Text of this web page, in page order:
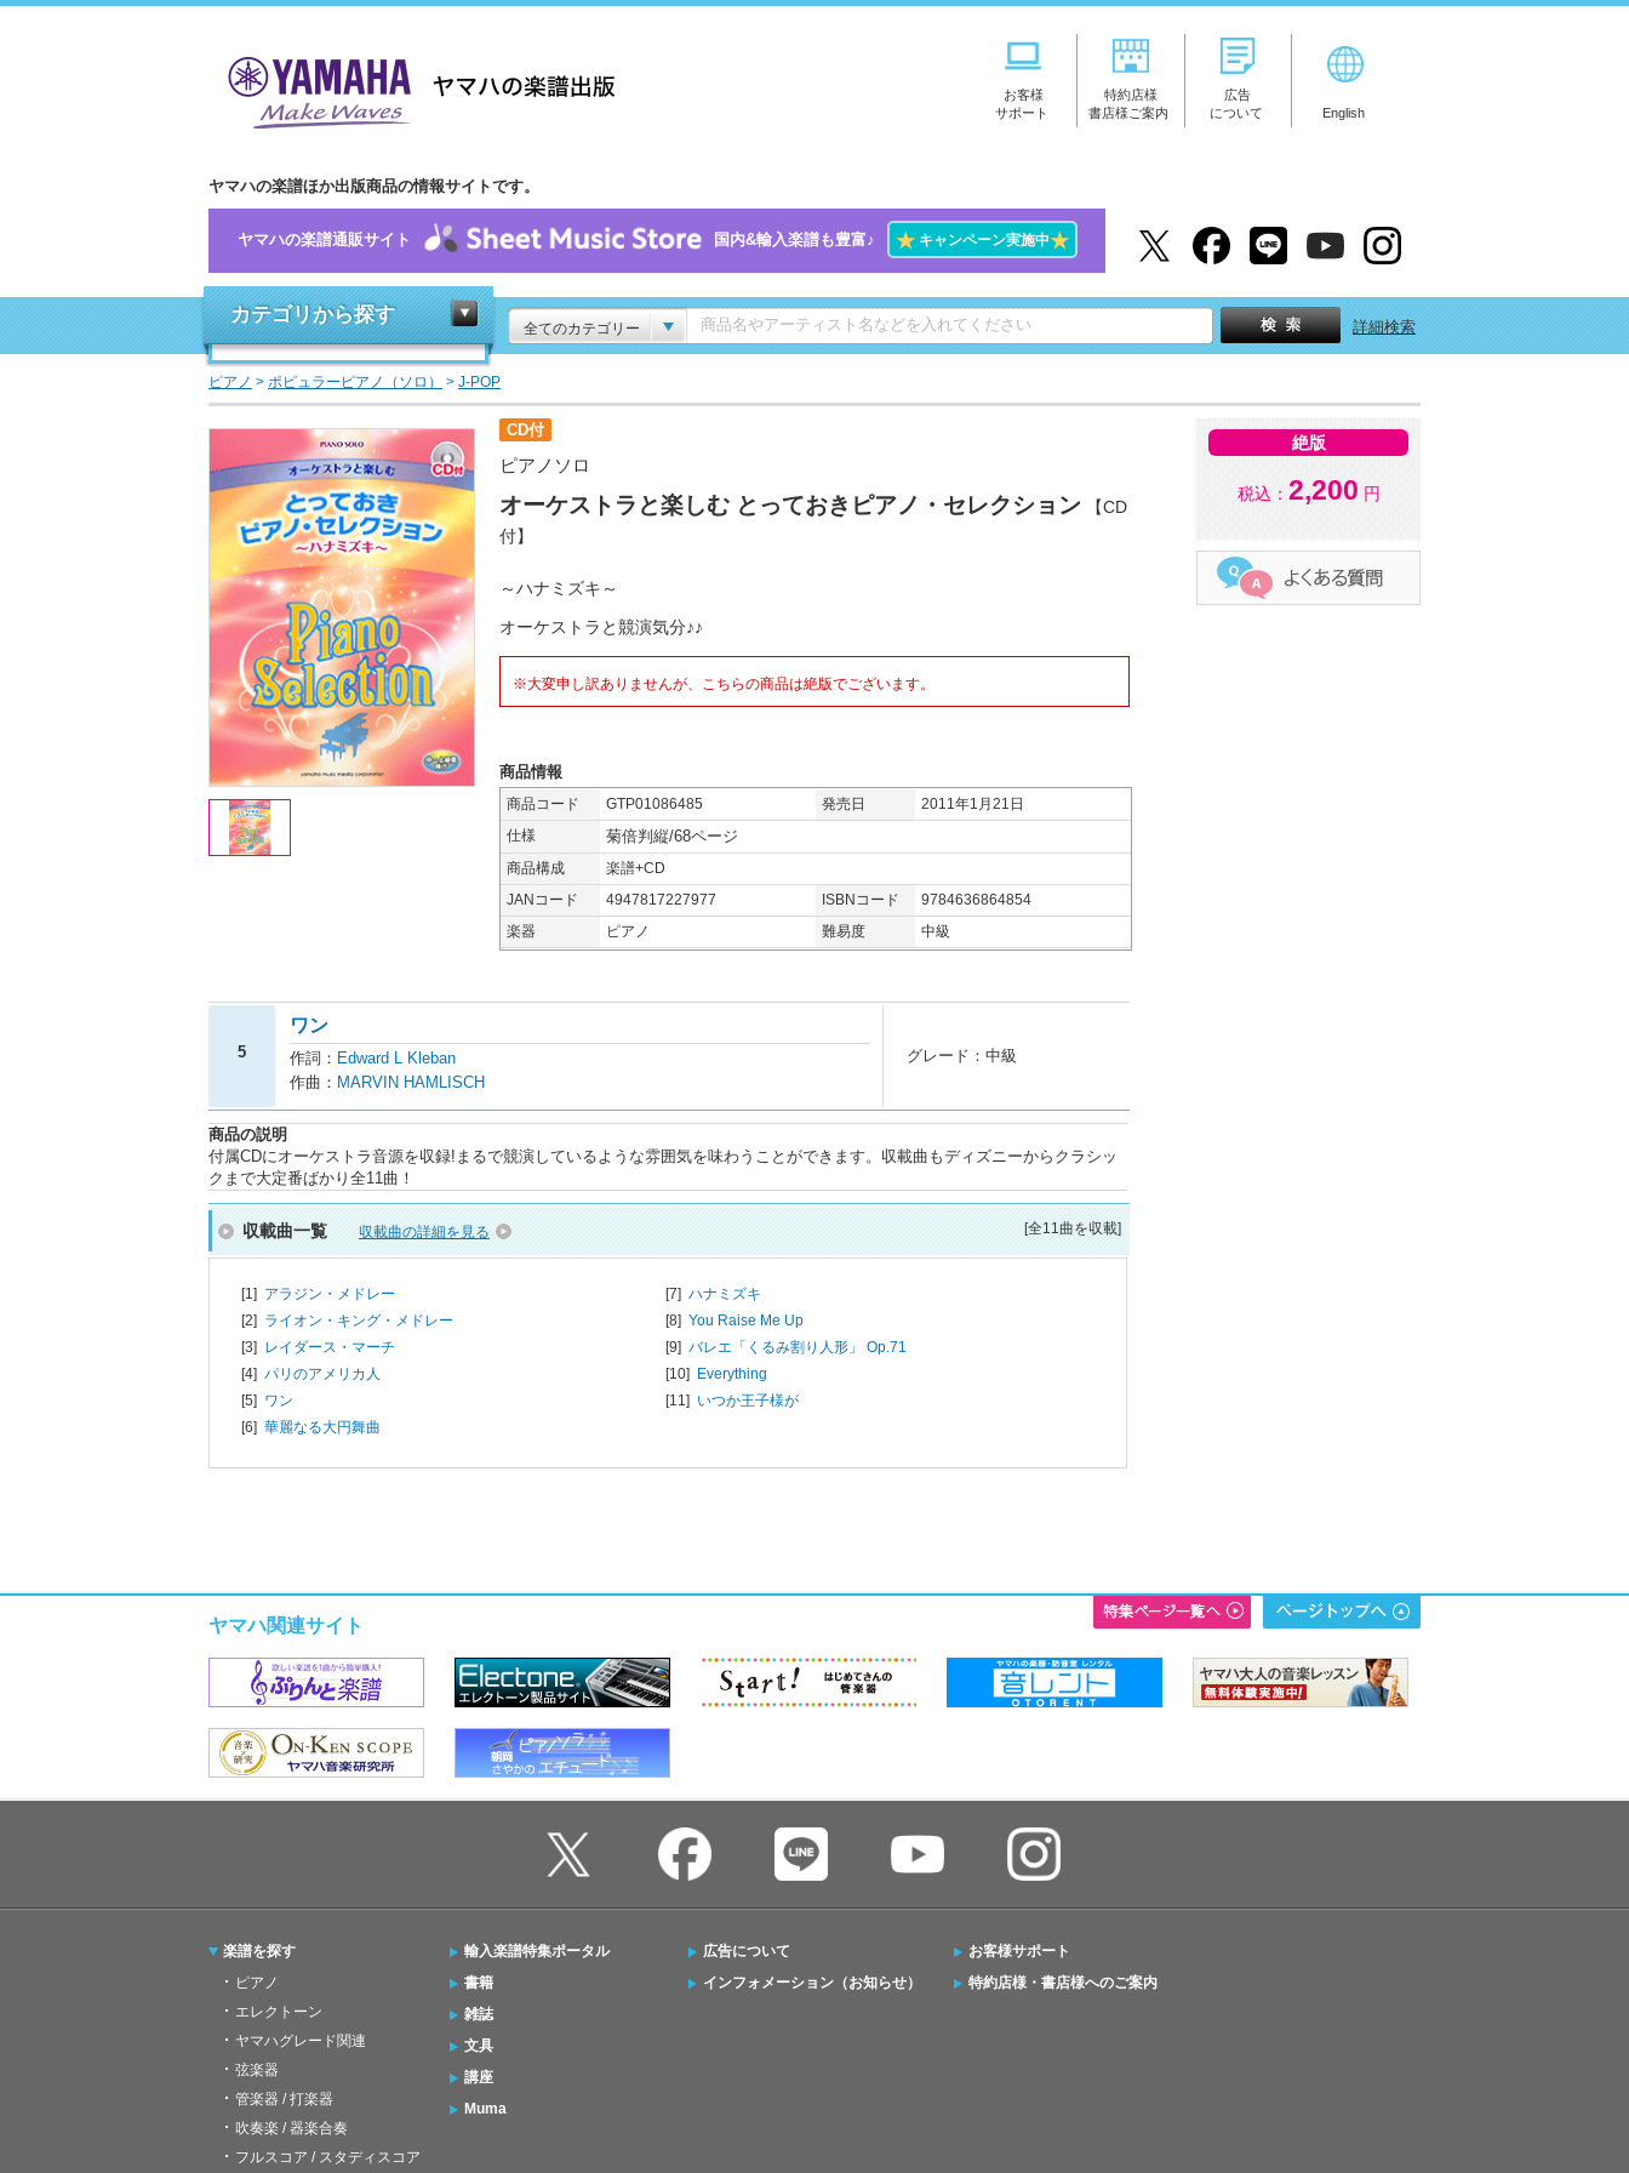
お客様
サポート
特約店様
書店様ご案内
広告
について
English
ヤマハの楽譜ほか出版商品の情報サイトです。
ヤマハの楽譜通販サイト 国内&輸入楽譜も豊富♪ ★キャンペーン実施中★
カテゴリから探す
全てのカテゴリー 詳細検索
ピアノ > ポピュラーピアノ（ソロ） > J-POP
CD付
ピアノソロ
オーケストラと楽しむ とっておきピアノ・セレクション 【CD
付】
～ハナミズキ～
オーケストラと競演気分♪♪
※大変申し訳ありませんが、こちらの商品は絶版でございます。
商品情報
商品コード GTP01086485 発売日
2011年1月21日
仕様
菊倍判縦/68ページ
商品構成
楽譜+CD
JANコード
4947817227977 ISBNコード
9784636864854
楽器
ピアノ 難易度 中級
5
ワン
作詞： Edward L Kleban
作曲： MARVIN HAMLISCH
グレード：中級
商品の説明
付属CDにオーケストラ音源を収録!まるで競演しているような雰囲気を味わうことができます。収載曲もディズニーからクラシッ
クまで大定番ばかり全11曲！
収載曲一覧 収載曲の詳細を見る [全11曲を収載]
[1] アラジン・メドレー
[2] ライオン・キング・メドレー
[3] レイダース・マーチ
[4] パリのアメリカ人
[5] ワン
[6] 華麗なる大円舞曲
[7] ハナミズキ
[8] You Raise Me Up
[9] バレエ「くるみ割り人形」 Op.71
[10] Everything
[11] いつか王子様が
絶版
税込： 2,200 円
ヤマハ関連サイト
楽譜を探す
ピアノ
エレクトーン
ヤマハグレード関連
弦楽器
管楽器 / 打楽器
吹奏楽 / 器楽合奏
フルスコア / スタディスコア
輸入楽譜特集ポータル
書籍
雑誌
文具
講座
Muma
広告について
インフォメーション（お知らせ）
お客様サポート
特約店様・書店様へのご案内